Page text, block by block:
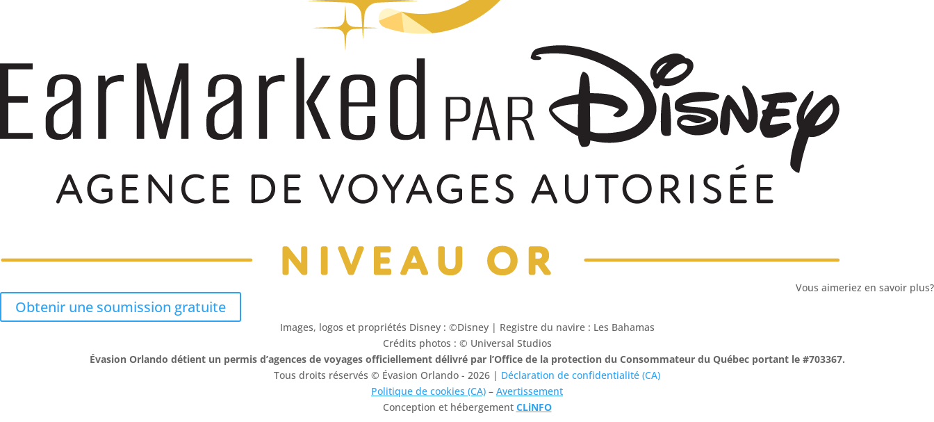
Vous aimeriez en savoir plus?
Obtenir une soumission gratuite
Images, logos et propriétés Disney : ©Disney | Registre du navire : Les Bahamas
Crédits photos : © Universal Studios
Évasion Orlando détient un permis d’agences de voyages officiellement délivré par l’Office de la protection du Consommateur du Québec portant le #703367.
Tous droits réservés © Évasion Orlando - 2026 | Déclaration de confidentialité (CA)
Politique de cookies (CA) – Avertissement
Conception et hébergement CLiNFO